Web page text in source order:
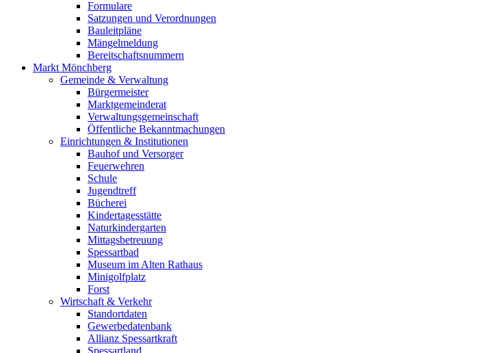
Formulare
Satzungen und Verordnungen
Bauleitpläne
Mängelmeldung
Bereitschaftsnummern
Markt Mönchberg
Gemeinde & Verwaltung
Bürgermeister
Marktgemeinderat
Verwaltungsgemeinschaft
Öffentliche Bekanntmachungen
Einrichtungen & Institutionen
Bauhof und Versorger
Feuerwehren
Schule
Jugendtreff
Bücherei
Kindertagesstätte
Naturkindergarten
Mittagsbetreuung
Spessartbad
Museum im Alten Rathaus
Minigolfplatz
Forst
Wirtschaft & Verkehr
Standortdaten
Gewerbedatenbank
Allianz Spessartkraft
Spessartland